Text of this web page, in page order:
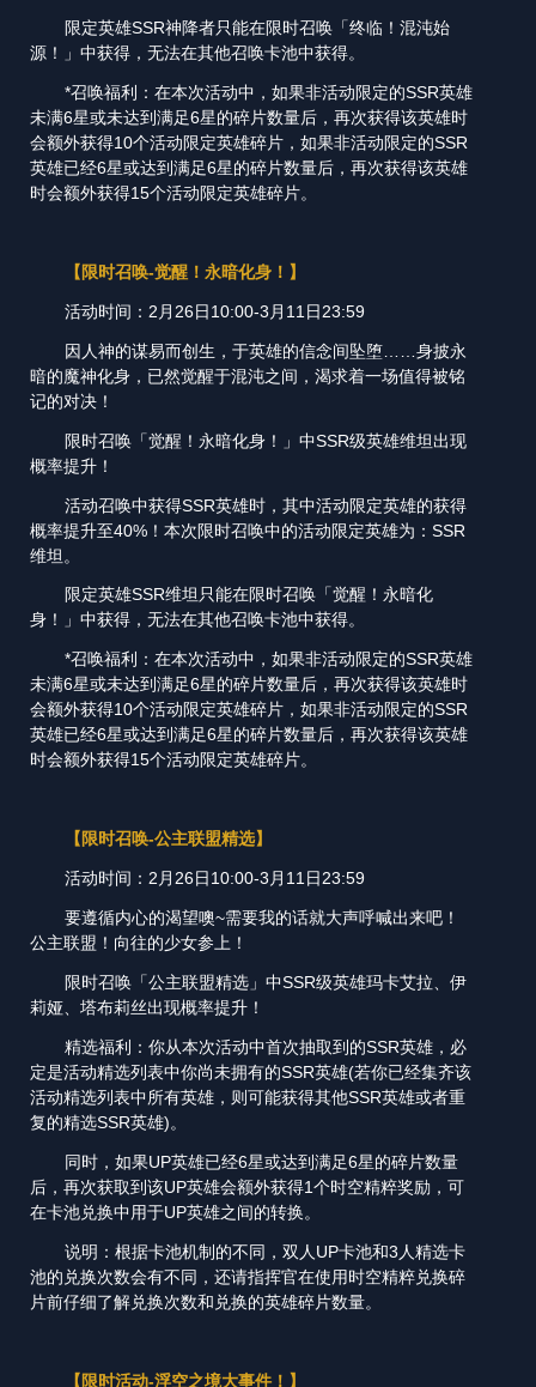
限定英雄SSR神降者只能在限时召唤「终临！混沌始
源！」中获得，无法在其他召唤卡池中获得。
*召唤福利：在本次活动中，如果非活动限定的SSR英雄
未满6星或未达到满足6星的碎片数量后，再次获得该英雄时
会额外获得10个活动限定英雄碎片，如果非活动限定的SSR
英雄已经6星或达到满足6星的碎片数量后，再次获得该英雄
时会额外获得15个活动限定英雄碎片。
【限时召唤-觉醒！永暗化身！】
活动时间：2月26日10:00-3月11日23:59
因人神的谋易而创生，于英雄的信念间坠堕……身披永
暗的魔神化身，已然觉醒于混沌之间，渴求着一场值得被铭
记的对决！
限时召唤「觉醒！永暗化身！」中SSR级英雄维坦出现
概率提升！
活动召唤中获得SSR英雄时，其中活动限定英雄的获得
概率提升至40%！本次限时召唤中的活动限定英雄为：SSR
维坦。
限定英雄SSR维坦只能在限时召唤「觉醒！永暗化
身！」中获得，无法在其他召唤卡池中获得。
*召唤福利：在本次活动中，如果非活动限定的SSR英雄
未满6星或未达到满足6星的碎片数量后，再次获得该英雄时
会额外获得10个活动限定英雄碎片，如果非活动限定的SSR
英雄已经6星或达到满足6星的碎片数量后，再次获得该英雄
时会额外获得15个活动限定英雄碎片。
【限时召唤-公主联盟精选】
活动时间：2月26日10:00-3月11日23:59
要遵循内心的渴望噢~需要我的话就大声呼喊出来吧！
公主联盟！向往的少女参上！
限时召唤「公主联盟精选」中SSR级英雄玛卡艾拉、伊
莉娅、塔布莉丝出现概率提升！
精选福利：你从本次活动中首次抽取到的SSR英雄，必
定是活动精选列表中你尚未拥有的SSR英雄(若你已经集齐该
活动精选列表中所有英雄，则可能获得其他SSR英雄或者重
复的精选SSR英雄)。
同时，如果UP英雄已经6星或达到满足6星的碎片数量
后，再次获取到该UP英雄会额外获得1个时空精粹奖励，可
在卡池兑换中用于UP英雄之间的转换。
说明：根据卡池机制的不同，双人UP卡池和3人精选卡
池的兑换次数会有不同，还请指挥官在使用时空精粹兑换碎
片前仔细了解兑换次数和兑换的英雄碎片数量。
【限时活动-浮空之境大事件！】